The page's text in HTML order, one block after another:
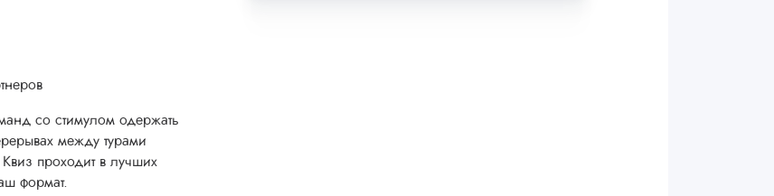
со стимулом одержать
между турами
Квиз проходит в лучших
формат.